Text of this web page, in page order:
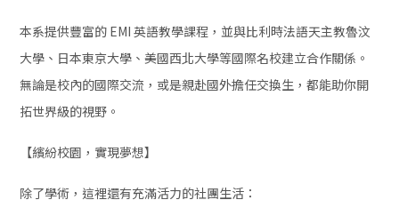
本系提供豐富的 EMI 英語教學課程，並與比利時法語天主教魯汶
大學、日本東京大學、美國西北大學等國際名校建立合作關係。
無論是校內的國際交流，或是親赴國外擔任交換生，都能助你開
拓世界級的視野。
【繽紛校園，實現夢想】
除了學術，這裡還有充滿活力的社團生活：